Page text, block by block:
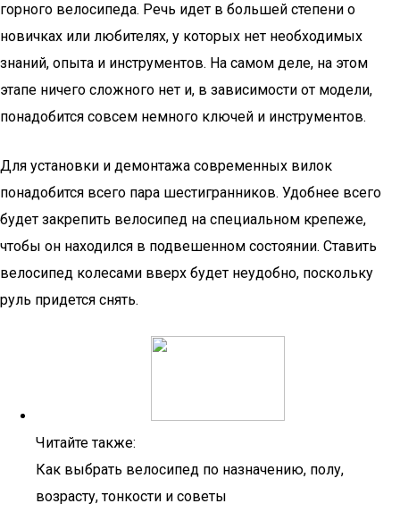
горного велосипеда. Речь идет в большей степени о
новичках или любителях, у которых нет необходимых
знаний, опыта и инструментов. На самом деле, на этом
этапе ничего сложного нет и, в зависимости от модели,
понадобится совсем немного ключей и инструментов.
Для установки и демонтажа современных вилок
понадобится всего пара шестигранников. Удобнее всего
будет закрепить велосипед на специальном крепеже,
чтобы он находился в подвешенном состоянии. Ставить
велосипед колесами вверх будет неудобно, поскольку
руль придется снять.
Читайте также:
Как выбрать велосипед по назначению, полу,
возрасту, тонкости и советы